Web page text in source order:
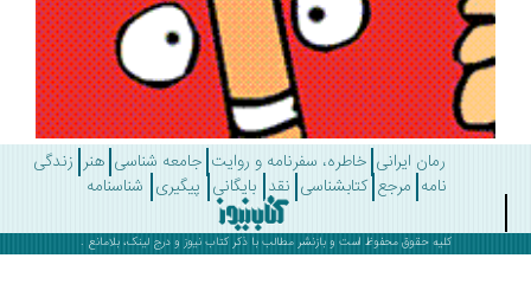
رمان ایرانی خاطره، سفرنامه و روایت جامعه شناسی هنر زندگی
مرجع کتابشناسی نقد بایگانی پیگیری شناسنامه
کلیه حقوق محفوظ است و بازنشر مطالب با ذکرکتاب نیوز و درج لینک، بلامانع .